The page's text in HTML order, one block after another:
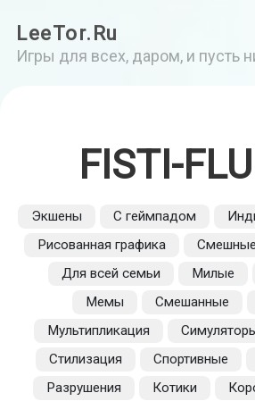
LeeTor.Ru
Игры для всех, даром, и пусть
FISTI-
Экшены С геймпадом
Рисованная графика
Смешные
Для всей семьи
Милые
Мемы
Смешанные
Мультипликация
Стилизация
Спортивные
Разрушения
Котики